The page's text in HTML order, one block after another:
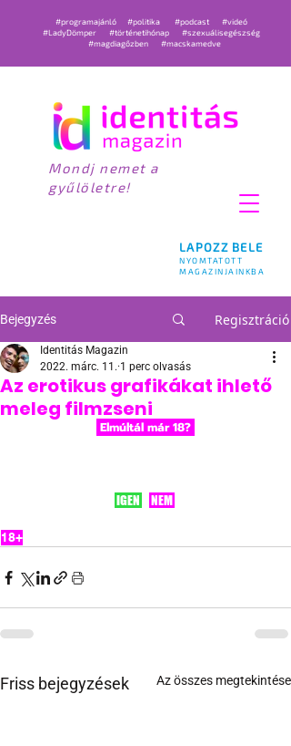
LAPOZZ BELE
NYOMTATOTT
MAGAZINJAINKBA
#programajánló #politika #podcast
#videó
#LadyDömper
#történetihónap
#szexuálisegészség
#magdiagőzben
#macskamedve
Mondj nemet a
gyűlöletre!
Bejegyzés Regisztráció
Az erotikus grafikákat ihlető
meleg filmzseni
Identitás Magazin
2022. márc. 11. 1 perc olvasás
Elmúltál már 18?
IGEN NEM
18+
Friss bejegyzések Az összes megtekintése